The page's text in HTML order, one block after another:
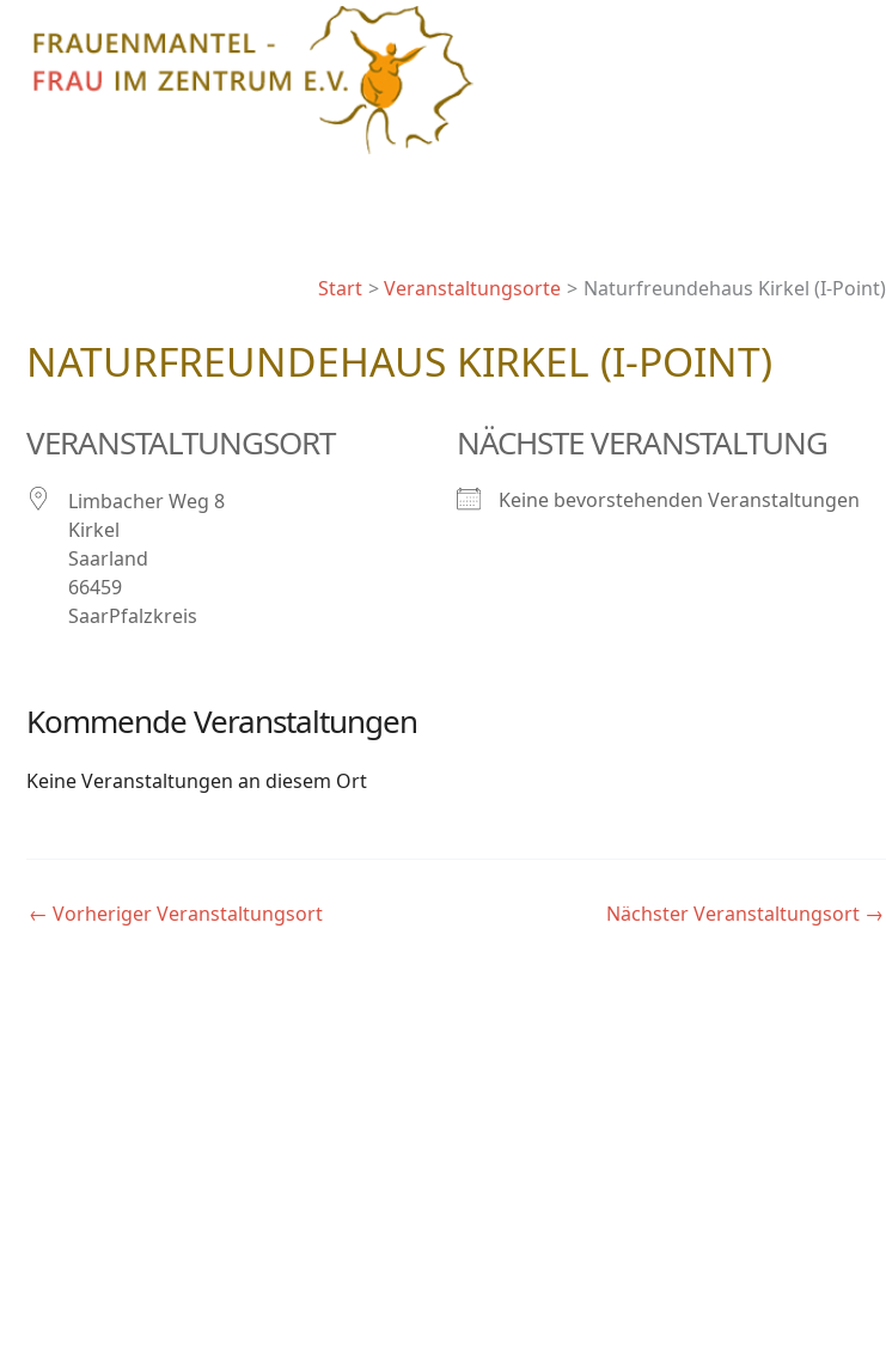
Inhalt
springen
Start Veranstaltungsorte Naturfreundehaus Kirkel (I-Point)
NATURFREUNDEHAUS KIRKEL (I-POINT)
VERANSTALTUNGSORT
Limbacher Weg 8
Kirkel
Saarland
66459
SaarPfalzkreis
NÄCHSTE VERANSTALTUNG
Keine bevorstehenden Veranstaltungen
Kommende Veranstaltungen
Keine Veranstaltungen an diesem Ort
← Vorheriger Veranstaltungsort Nächster Veranstaltungsort →